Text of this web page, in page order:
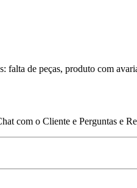
falta de peças, produto com
com o Cliente e Perguntas e